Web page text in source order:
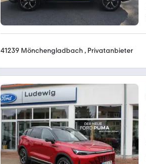
41239 Mönchengladbach , Privatanbieter